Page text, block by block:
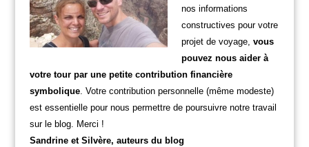
nos informations
constructives pour votre
projet de voyage, vous
pouvez nous aider à
votre tour par une petite contribution financière
symbolique. Votre contribution personnelle (même modeste)
est essentielle pour nous permettre de poursuivre notre travail
sur le blog. Merci !
Sandrine et Silvère, auteurs du blog